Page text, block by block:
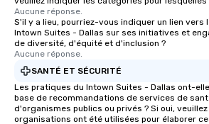
Aucune réponse.
S'il y a lieu, pourriez-vous indiquer un lien vers
Intown Suites - Dallas sur ses initiatives et
de diversité, d'équité et d'inclusion ?
Aucune réponse.
SANTÉ ET SÉCURITÉ
Les pratiques du Intown Suites - Dallas ont-
base de recommandations de services de
d'organismes publics ou privés ? Si oui,
organisations ont été utilisées pour élaborer